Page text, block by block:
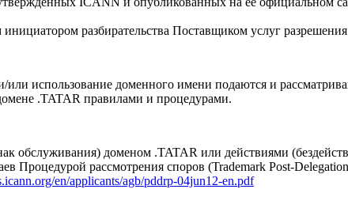
разбирательства Поставщиком услуг
использование доменного имени подаются и
.TATAR правилами и процедурами.
обслуживания) доменом .TATAR или действиями
Процедурой рассмотрения споров (Trademark Post-
en/applicants/agb/pddrp-04jun12-en.pdf